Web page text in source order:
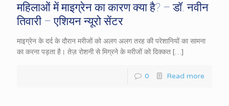
महिलाओं में माइग्रेन का कारण क्या है? – डॉ. नवीन
तिवारी – एशियन न्यूरो सेंटर
माइग्रेन के दर्द के दौरान मरीजों को अलग अलग तरह की परेशानियों का सामना
का करना पड़ता है। तेज़ रोशनी से मिग्रने के मरीजों को दिक्कत […]
0 Read more